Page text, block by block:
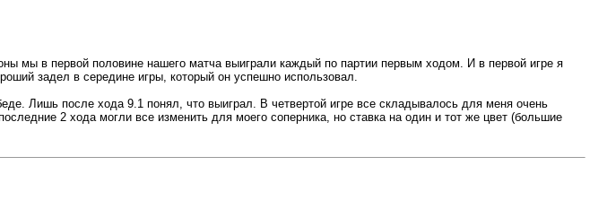
мы в первой половине нашего матча выиграли каждый по партии первым ходом. И в первой игре я
задел в середине игры, который он успешно использовал.
Лишь после хода 9.1 понял, что выиграл. В четвертой игре все складывалось для меня очень
2 хода могли все изменить для моего соперника, но ставка на один и тот же цвет (большие